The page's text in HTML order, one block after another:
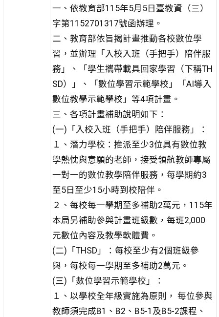
一、依教育部115年5月5日臺教資（三）
字第1152701317號函辦理。
二、教育部依旨揭計畫推動各校數位學
習，並辦理「入校入班（手把手）陪伴服
務」、「學生攜帶載具回家學習（下稱TH
SD）」、「數位學習示範學校」「AI導入
數位教學示範學校」等4項計畫。
三、各項計畫補助說明如下：
(一)「入校入班（手把手）陪伴服務」：
１、潛力學校：推派至少3位具有數位教
學熱忱與意願的老師，接受領航教師專屬
一對一的數位教學陪伴服務，每學期約3
至5日至少15小時到校陪伴。
２、每校每一學期至多補助2萬元，115年
本局另補助參與計畫班級數，每班2,000
元數位內容及教學軟體費。
(二)「THSD」：每校至少有2個班級參
與，每校每一學期至多補助2萬元。
(三)「數位學習示範學校」：
１、以學校全年級實施為原則， 每位參與
教師須完成B1、B2、B5-1及B5-2課程、